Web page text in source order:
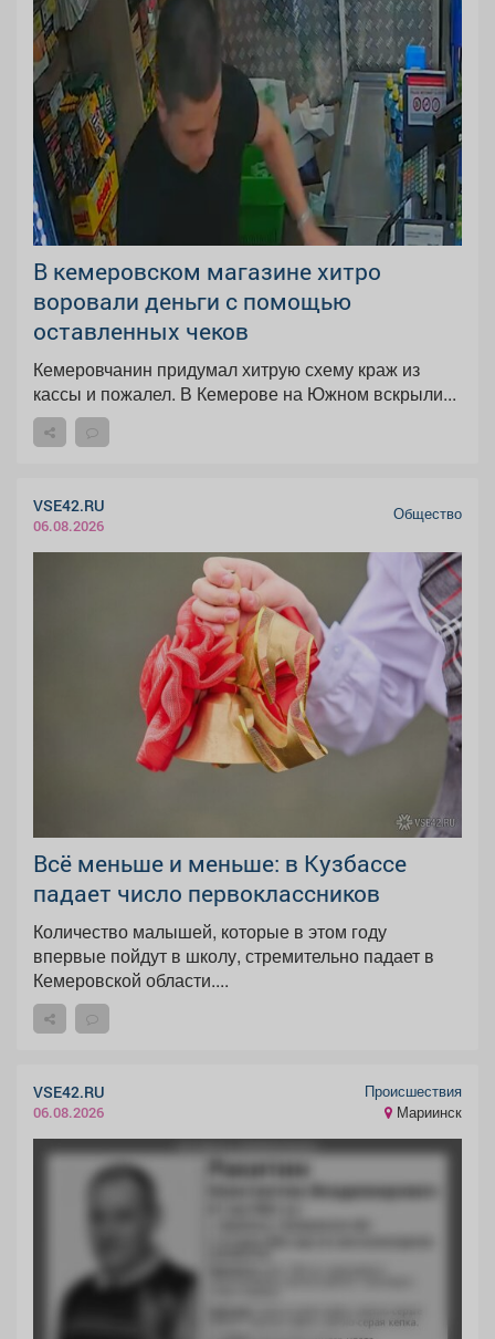
В кемеровском магазине хитро
воровали деньги с помощью
оставленных чеков
Кемеровчанин придумал хитрую схему краж из
кассы и пожалел. В Кемерове на Южном вскрыли...
VSE42.RU
06.08.2026
Общество
Всё меньше и меньше: в Кузбассе
падает число первоклассников
Количество малышей, которые в этом году
впервые пойдут в школу, стремительно падает в
Кемеровской области....
VSE42.RU
06.08.2026
Происшествия
Мариинск